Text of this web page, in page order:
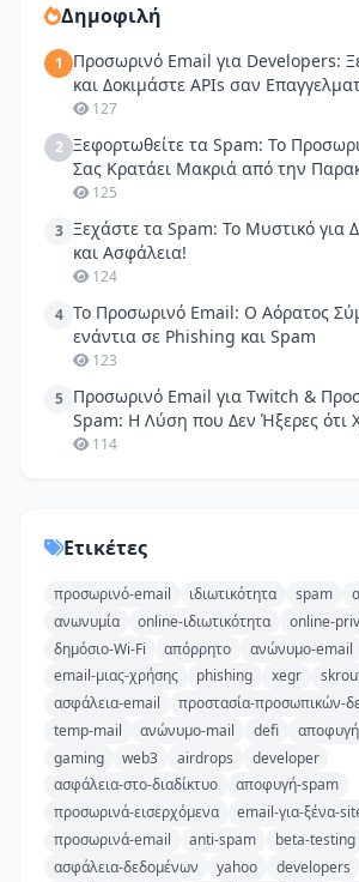
Δημοφιλή
1
Προσωρινό Email για Developers:
και Δοκιμάστε APIs σαν
127
2 Ξεφορτωθείτε τα Spam: Το
Σας Κρατάει Μακριά από την
125
3 Ξεχάστε τα Spam: Το Μυστικό για
και Ασφάλεια!
124
4 Το Προσωρινό Email: Ο Αόρατος
ενάντια σε Phishing και Spam
123
5 Προσωρινό Email για Twitch &
Spam: Η Λύση που Δεν Ήξερες ότι
114
Ετικέτες
προσωρινό-email ιδιωτικότητα spam
ανωνυμία
online-ιδιωτικότητα
online-
δημόσιο-Wi-Fi
απόρρητο ανώνυμο-email
email-μιας-χρήσης
phishing xegr
ασφάλεια-email
προστασία-προσωπικών-
temp-mail
ανώνυμο-mail defi
gaming
web3 airdrops
developer
ασφάλεια-στο-διαδίκτυο
αποφυγή-spam
προσωρινά-εισερχόμενα
email-για-ξένα-
προσωρινά-email
anti-spam beta-testing
ασφάλεια-δεδομένων
yahoo
developers